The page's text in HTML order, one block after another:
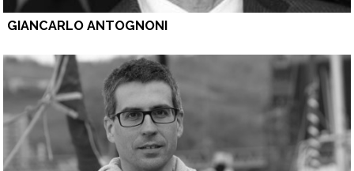
GIANCARLO ANTOGNONI